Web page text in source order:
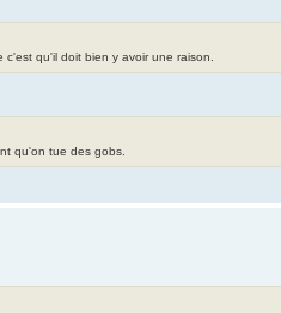
qu'il doit bien y avoir une raison.
qu'on tue des gobs.